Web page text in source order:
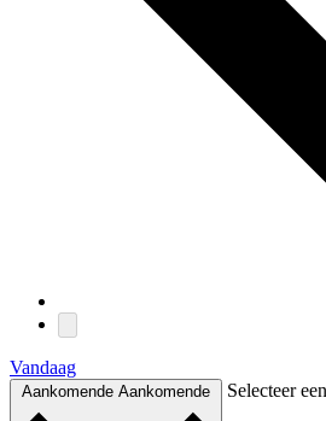
Vandaag
Aankomende Aankomende Selecteer